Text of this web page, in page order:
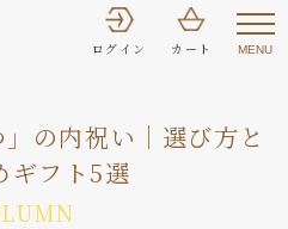
ログイン カート MENU
の内祝い｜選び方と
ギフト5選